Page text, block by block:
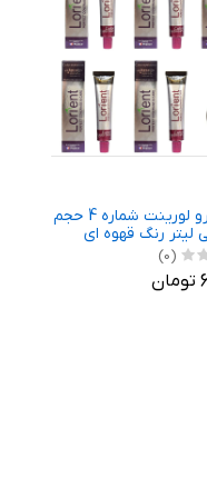
رنگ ابرو لورینت شماره 4 حجم
لیتر رنگ قهوه ای
5 عددی
(0)